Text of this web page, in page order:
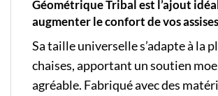
Géométrique Tribal est l’ajout
augmenter le confort de vos
Sa taille universelle s’adapte à la
chaises, apportant un soutien
agréable. Fabriqué avec des